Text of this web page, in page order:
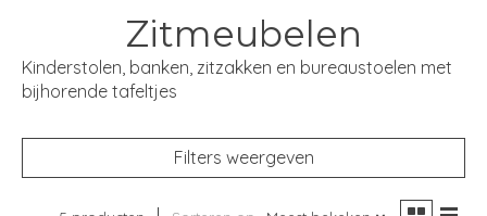
Zitmeubelen
Kinderstolen, banken, zitzakken en bureaustoelen met
bijhorende tafeltjes
Filters weergeven